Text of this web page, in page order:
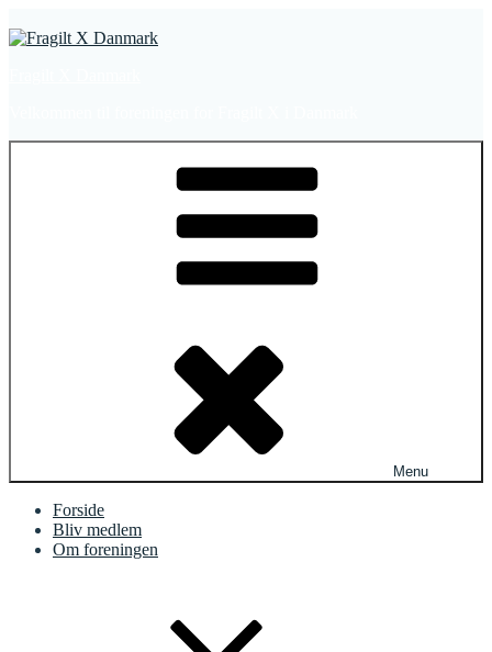
til
Menu
Forside
Bliv medlem
Om foreningen